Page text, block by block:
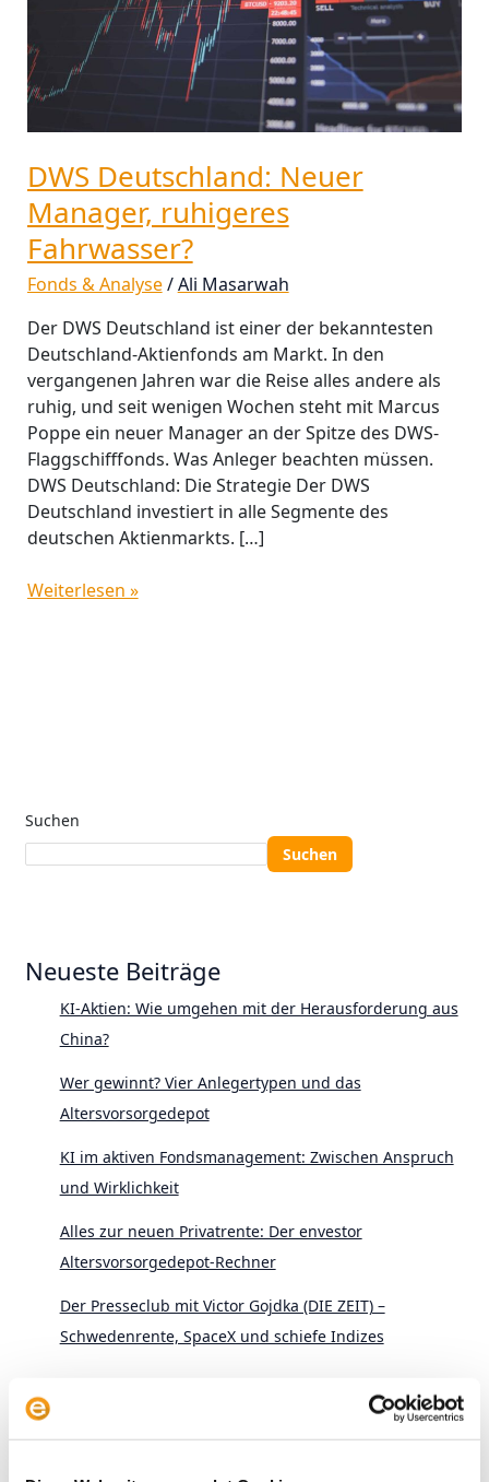
DWS Deutschland: Neuer
Manager, ruhigeres
Fahrwasser?
Fonds & Analyse/Ali Masarwah
Der DWS Deutschland ist einer der bekanntesten
Deutschland-Aktienfonds am Markt. In den
vergangenen Jahren war die Reise alles andere als
ruhig, und seit wenigen Wochen steht mit Marcus
Poppe ein neuer Manager an der Spitze des DWS-
Flaggschifffonds. Was Anleger beachten müssen.
DWS Deutschland: Die Strategie Der DWS
Deutschland investiert in alle Segmente des
deutschen Aktienmarkts. […]
Weiterlesen »
Suchen
Suchen
Neueste Beiträge
KI-Aktien: Wie umgehen mit der Herausforderung aus
China?
Wer gewinnt? Vier Anlegertypen und das
Altersvorsorgedepot
KI im aktiven Fondsmanagement: Zwischen Anspruch
und Wirklichkeit
Alles zur neuen Privatrente: Der envestor
Altersvorsorgedepot-Rechner
Der Presseclub mit Victor Gojdka (DIE ZEIT) –
Schwedenrente, SpaceX und schiefe Indizes